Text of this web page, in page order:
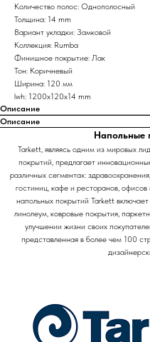
Количество полос: Однополосный
Толщина: 14 mm
Вариант укладки: Замковой
Коллекция: Rumba
Финишное покрытие: Лак
Тон: Коричневый
Ширина: 120 мм
lwh: 1200x120x14 mm
Описание
Описание
Напольные
Tarkett, являясь одним из мировых
покрытий, предлагает
различных сегментах:
гостиниц, кафе и ресторанов,
напольных покрытий Tarkett
линолеум, ковровые покрытия,
улучшении жизни своих
представленная в более чем 100